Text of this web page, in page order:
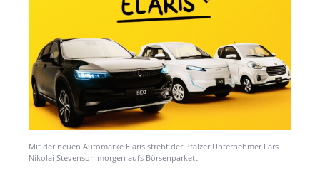
Mit der neuen Automarke Elaris strebt der Pfälzer Unternehmer Lars
Nikolai Stevenson morgen aufs Börsenparkett